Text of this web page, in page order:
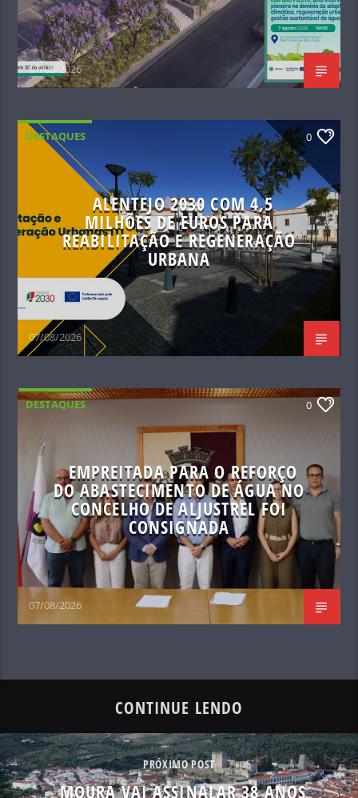
07/08/2026
DESTAQUES 0
ALENTEJO 2030 COM 4,5
MILHÕES DE EUROS PARA
REABILITAÇÃO E REGENERAÇÃO
URBANA
07/08/2026
DESTAQUES 0
EMPREITADA PARA O REFORÇO
DO ABASTECIMENTO DE ÁGUA NO
CONCELHO DE ALJUSTREL FOI
CONSIGNADA
07/08/2026
CONTINUE LENDO
PRÓXIMO POST
MOURA VAI ASSINALAR 38 ANOS